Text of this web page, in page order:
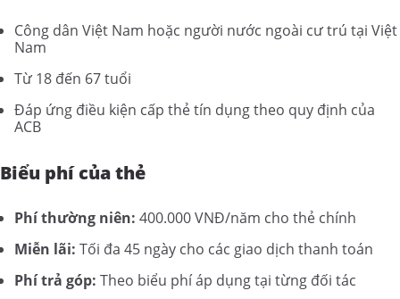
Công dân Việt Nam hoặc người nước ngoài cư trú tại Việt
Nam
Từ 18 đến 67 tuổi
Đáp ứng điều kiện cấp thẻ tín dụng theo quy định của
ACB
Biểu phí của thẻ
Phí thường niên: 400.000 VNĐ/năm cho thẻ chính
Miễn lãi: Tối đa 45 ngày cho các giao dịch thanh toán
Phí trả góp: Theo biểu phí áp dụng tại từng đối tác